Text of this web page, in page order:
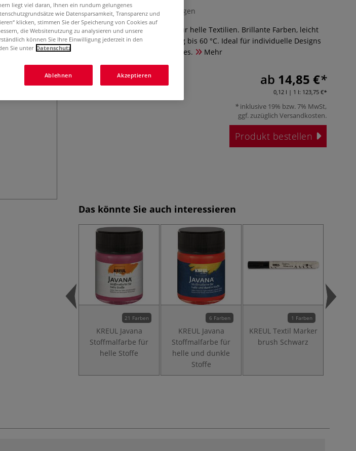
0 Bewertungen
Cremige Stoffmalfarben im Set für helle Textilien. Brillante Farben, leicht
aufzutragen und waschbeständig bis 60 °C. Ideal für individuelle Designs
auf Kleidung und Wohnaccessoires.
Mehr
ab 14,85 €
0,12 l | 1 l: 123,75 €
inklusive 19% bzw. 7% MwSt,
ggf. zuzüglich Versandkosten.
Produkt bestellen
Das könnte Sie auch interessieren
21 Farben
KREUL Javana
Stoffmalfarbe für
helle Stoffe
6 Farben
KREUL Javana
Stoffmalfarbe für
helle und dunkle
Stoffe
1 Farben
KREUL Textil Marker
brush Schwarz
liegt viel daran, Ihnen ein rundum gelungenes
wie Datensparsamkeit, Transparenz und
klicken, stimmen Sie der Speicherung von Cookies auf
die Websitenutzung zu analysieren und unsere
können Sie Ihre Einwilligung jederzeit in den
Sie unter Datenschutz
Ablehnen Akzeptieren